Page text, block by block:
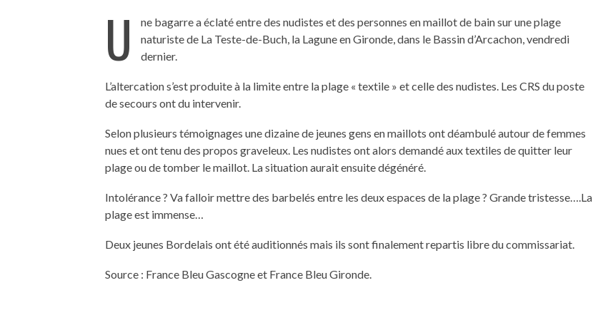
U
ne bagarre a éclaté entre des nudistes et des personnes en maillot de bain sur une plage
naturiste de La Teste-de-Buch, la Lagune en Gironde, dans le Bassin d’Arcachon, vendredi
dernier.
L’altercation s’est produite à la limite entre la plage « textile » et celle des nudistes. Les CRS du poste
de secours ont du intervenir.
Selon plusieurs témoignages une dizaine de jeunes gens en maillots ont déambulé autour de femmes
nues et ont tenu des propos graveleux. Les nudistes ont alors demandé aux textiles de quitter leur
plage ou de tomber le maillot. La situation aurait ensuite dégénéré.
Intolérance ? Va falloir mettre des barbelés entre les deux espaces de la plage ? Grande tristesse….La
plage est immense…
Deux jeunes Bordelais ont été auditionnés mais ils sont finalement repartis libre du commissariat.
Source : France Bleu Gascogne et France Bleu Gironde.